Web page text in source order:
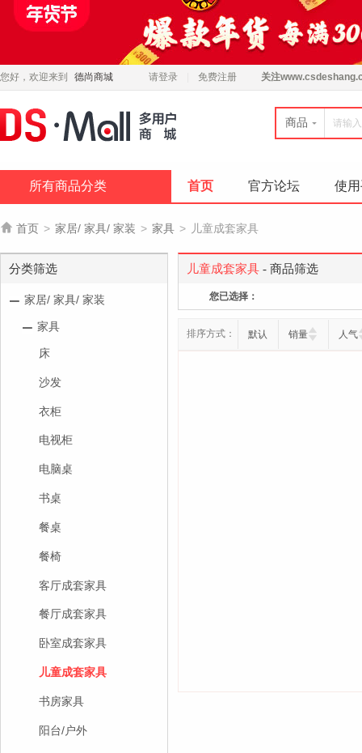
您好，欢迎来到 德尚商城 请登录 免费注册 关注
商品
所有商品分类 首页 官方论坛 使
 首页 > 家居/ 家具/ 家装 > 家具 > 儿童成套家具
分类筛选
家居/ 家具/ 家装
家具
床
沙发
衣柜
电视柜
电脑桌
书桌
餐桌
餐椅
客厅成套家具
餐厅成套家具
卧室成套家具
儿童成套家具
书房家具
阳台/户外
儿童成套家具 - 商品筛选
您已选择：
排序方式： 默认 销量 人气